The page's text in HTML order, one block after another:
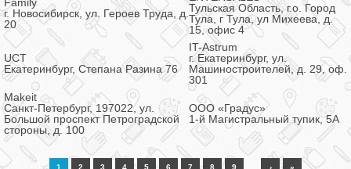
г. Новосибирск, ул. Героев Труда, д.
20
Тульская Область, г.о. Город
Тула, г Тула, ул Михеева, д.
15, офис 4
UCT
Екатеринбург, Степана Разина 76
IT-Astrum
г. Екатеринбург, ул.
Машиностроителей, д. 29, оф.
301
Makeit
Санкт-Петербург, 197022, ул.
Большой проспект Петроградской
стороны, д. 100
ООО «Градус»
1-й Магистральный тупик, 5А
1 2 3 4 5 6 7 8 9 › »